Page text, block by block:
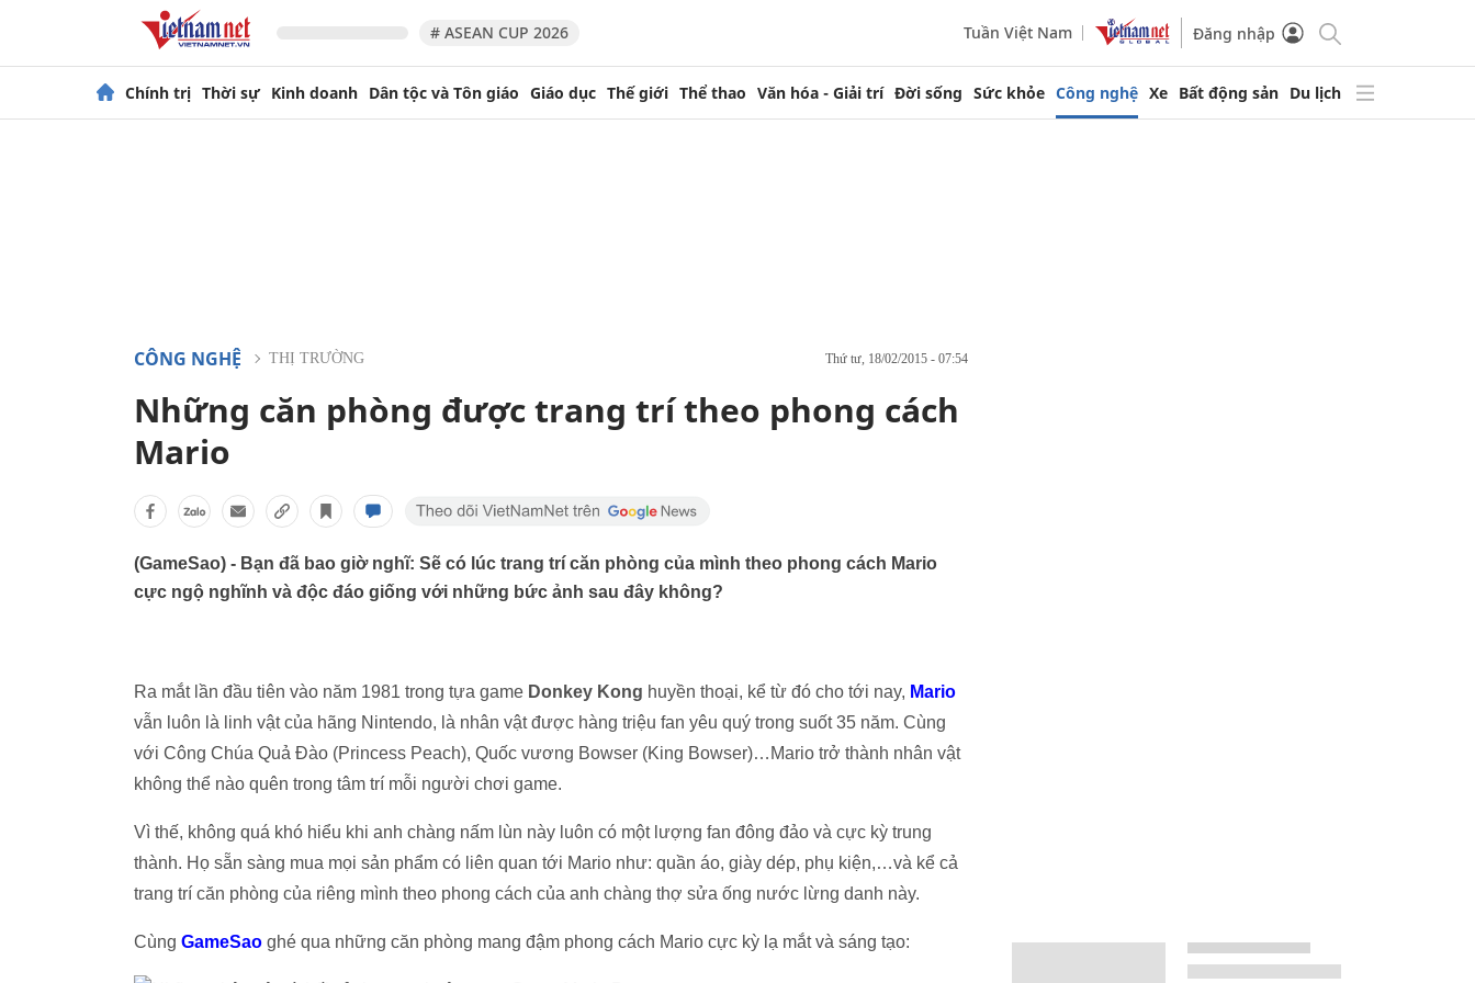
# ASEAN CUP 2026 Tuần Việt Nam Đăng nhập
Chính trị Thời sự Kinh doanh Dân tộc và Tôn giáo Giáo dục Thế giới Thể thao Văn hóa - Giải trí Đời sống Sức khỏe Công nghệ Xe Bất động sản Du lịch
CÔNG NGHỆ THỊ TRƯỜNG thứ tư, 18/02/2015 - 07:54
Những căn phòng được trang trí theo phong cách
Mario
(GameSao) - Bạn đã bao giờ nghĩ: Sẽ có lúc trang trí căn phòng của mình theo phong cách Mario
cực ngộ nghĩnh và độc đáo giống với những bức ảnh sau đây không?
Ra mắt lần đầu tiên vào năm 1981 trong tựa game Donkey Kong huyền thoại, kể từ đó cho tới nay, Mario
vẫn luôn là linh vật của hãng Nintendo, là nhân vật được hàng triệu fan yêu quý trong suốt 35 năm. Cùng
với Công Chúa Quả Đào (Princess Peach), Quốc vương Bowser (King Bowser)…Mario trở thành nhân vật
không thể nào quên trong tâm trí mỗi người chơi game.
Vì thế, không quá khó hiểu khi anh chàng nấm lùn này luôn có một lượng fan đông đảo và cực kỳ trung
thành. Họ sẵn sàng mua mọi sản phẩm có liên quan tới Mario như: quần áo, giày dép, phụ kiện,…và kể cả
trang trí căn phòng của riêng mình theo phong cách của anh chàng thợ sửa ống nước lừng danh này.
Cùng GameSao ghé qua những căn phòng mang đậm phong cách Mario cực kỳ lạ mắt và sáng tạo: